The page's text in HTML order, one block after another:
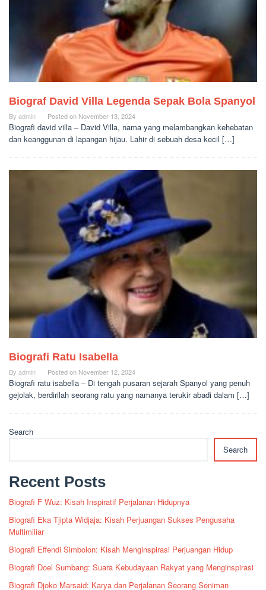
Biograf David Villa Legenda Sepak Bola Spanyol
By admin Posted on November 13, 2024
Biografi david villa – David Villa, nama yang melambangkan kehebatan
dan keanggunan di lapangan hijau. Lahir di sebuah desa kecil […]
Biografi Ratu Isabella
By admin Posted on November 12, 2024
Biografi ratu isabella – Di tengah pusaran sejarah Spanyol yang penuh
gejolak, berdirilah seorang ratu yang namanya terukir abadi dalam […]
Search
Search
Recent Posts
Biografi F Wuz: Kisah Inspiratif Perjalanan Hidupnya
Biografi Eka Tjipta Widjaja: Kisah Perjuangan Sukses Pengusaha
Multimiliar
Biografi Effendi Simbolon: Kisah Menginspirasi Perjuangan Hidup
Biografi Doel Sumbang: Suara Kebudayaan Rakyat yang Menginspirasi
Biografi Djoko Marsaid: Karya dan Perjalanan Seorang Seniman